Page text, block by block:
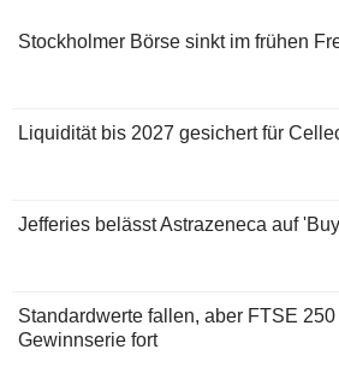
Stockholmer Börse sinkt im frühen
Liquidität bis 2027 gesichert für
Jefferies belässt Astrazeneca auf
Standardwerte fallen, aber FTSE
Gewinnserie fort